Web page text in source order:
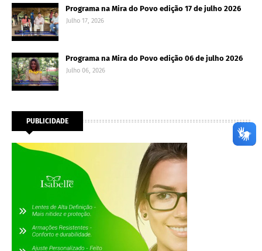
Programa na Mira do Povo edição 17 de julho 2026
Julho 17, 2026
Programa na Mira do Povo edição 06 de julho 2026
Julho 06, 2026
PUBLICIDADE